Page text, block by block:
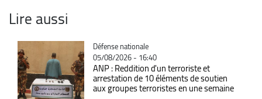
Lire aussi
Catégorie
Défense nationale
05/08/2026 - 16:40
ANP : Reddition d'un terroriste et
arrestation de 10 éléments de soutien
aux groupes terroristes en une semaine